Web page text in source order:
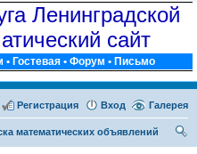
Ленинградской
сайт
• Гостевая • Форум • Письмо
Галерея
Вход
Регистрация
математических объявлений